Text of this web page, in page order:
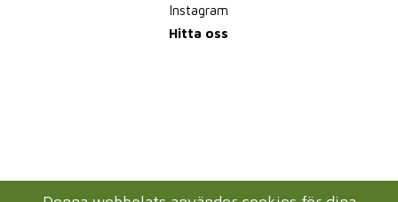
Instagram
Hitta oss